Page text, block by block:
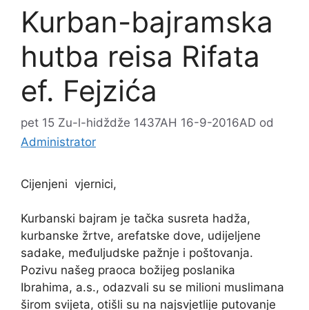
Kurban-bajramska
hutba reisa Rifata
ef. Fejzića
pet 15 Zu-l-hidždže 1437AH 16-9-2016AD od
Administrator
Cijenjeni vjernici,
Kurbanski bajram je tačka susreta hadža,
kurbanske žrtve, arefatske dove, udijeljene
sadake, međuljudske pažnje i poštovanja.
Pozivu našeg praoca božijeg poslanika
Ibrahima, a.s., odazvali su se milioni muslimana
širom svijeta, otišli su na najsvjetlije putovanje